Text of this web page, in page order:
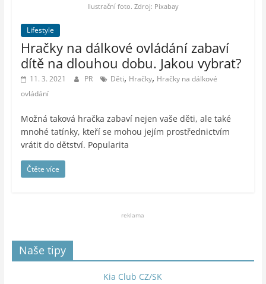
Ilustrační foto. Zdroj: Pixabay
Lifestyle
Hračky na dálkové ovládání zabaví
dítě na dlouhou dobu. Jakou vybrat?
11. 3. 2021 PR Děti, Hračky, Hračky na dálkové
ovládání
Možná taková hračka zabaví nejen vaše děti, ale také
mnohé tatínky, kteří se mohou jejím prostřednictvím
vrátit do dětství. Popularita
Čtěte více
reklama
Naše tipy
Kia Club CZ/SK